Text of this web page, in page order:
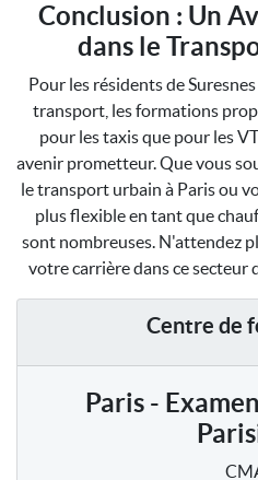
Conclusion : Un
dans le
Pour les résidents de
transport, les formations
pour les taxis que pour les
avenir prometteur. Que vous
le transport urbain à Paris ou
plus flexible en tant que
sont nombreuses. N'attendez
votre carrière dans ce secteur
Centre de
Paris -